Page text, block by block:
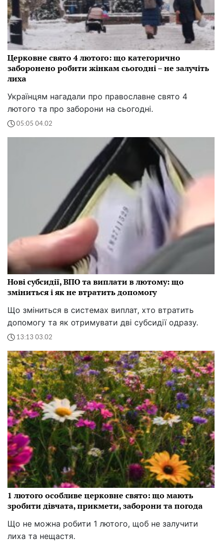
Церковне свято 4 лютого: що категорично
заборонено робити жінкам сьогодні – не залучіть
лиха
Українцям нагадали про православне свято 4
лютого та про заборони на сьогодні.
05:05 04.02
Нові субсидії, ВПО та виплати в лютому: що
зміниться і як не втратить допомогу
Що зміниться в системах виплат, хто втратить
допомогу та як отримувати дві субсидії одразу.
13:13 03.02
1 лютого особливе церковне свято: що мають
зробити дівчата, прикмети, заборони та погода
Що не можна робити 1 лютого, щоб не залучити
лиха та нещастя.